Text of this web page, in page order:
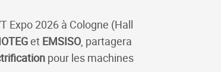
Expo 2026 à Cologne (Hall
et EMSISO, partagera
pour les machines